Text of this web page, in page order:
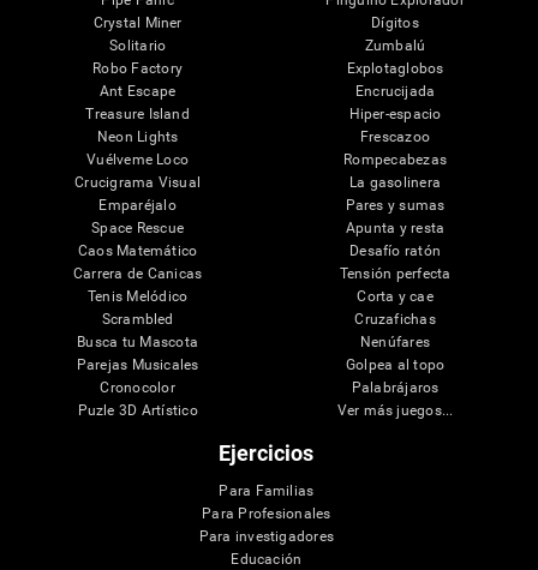
Crystal Miner
Solitario
Robo Factory
Ant Escape
Treasure Island
Neon Lights
Vuélveme Loco
Crucigrama Visual
Emparéjalo
Space Rescue
Caos Matemático
Carrera de Canicas
Tenis Melódico
Scrambled
Busca tu Mascota
Parejas Musicales
Cronocolor
Puzle 3D Artístico
Dígitos
Zumbalú
Explotaglobos
Encrucijada
Hiper-espacio
Frescazoo
Rompecabezas
La gasolinera
Pares y sumas
Apunta y resta
Desafío ratón
Tensión perfecta
Corta y cae
Cruzafichas
Nenúfares
Golpea al topo
Palabrájaros
Ver más juegos...
Ejercicios
Para Familias
Para Profesionales
Para investigadores
Educación